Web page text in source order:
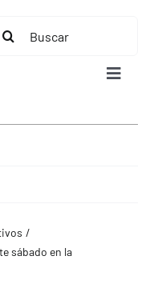
Toggle
sábado en la